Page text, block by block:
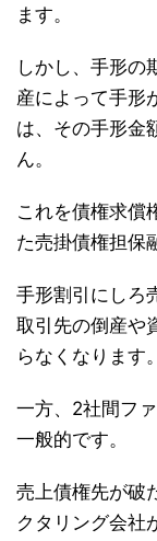
ます。
しかし、手形の
産によって手形
は、その手形金
ん。
これを債権求償
た売掛債権担保
手形割引にしろ
取引先の倒産や
らなくなります。
一方、2社間フ
一般的です。
売上債権先が破
クタリング会社